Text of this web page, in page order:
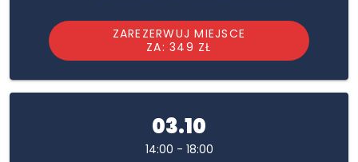
ZAREZERWUJ MIEJSCE
ZA: 349 ZŁ
03.10
14:00 - 18:00